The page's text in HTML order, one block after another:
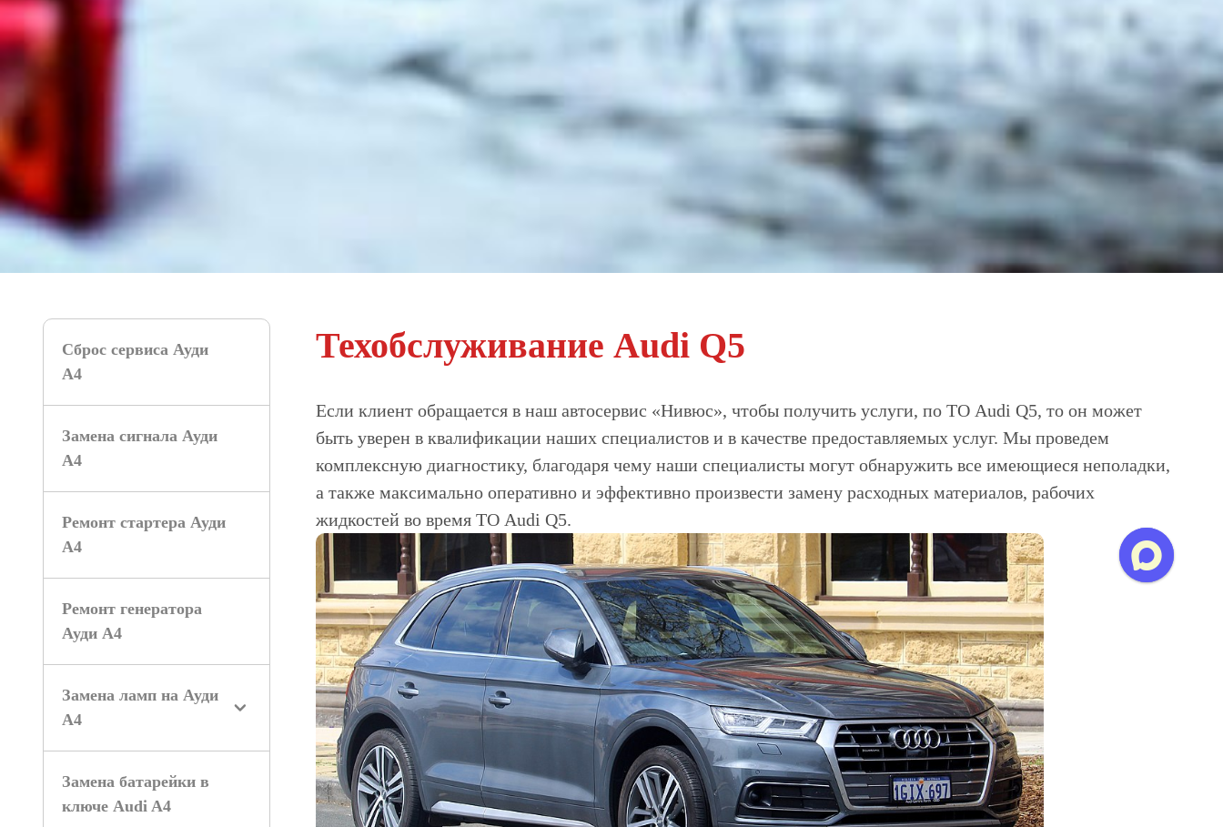
Сброс сервиса Ауди
А4
Замена сигнала Ауди
А4
Ремонт стартера Ауди
А4
Ремонт генератора
Ауди А4
Замена ламп на Ауди
А4
Замена батарейки в
ключе Audi A4
Техобслуживание Audi Q5
Если клиент обращается в наш автосервис «Нивюс», чтобы получить услуги, по ТО Audi Q5, то он может
быть уверен в квалификации наших специалистов и в качестве предоставляемых услуг. Мы проведем
комплексную диагностику, благодаря чему наши специалисты могут обнаружить все имеющиеся неполадки,
а также максимально оперативно и эффективно произвести замену расходных материалов, рабочих
жидкостей во время ТО Audi Q5.